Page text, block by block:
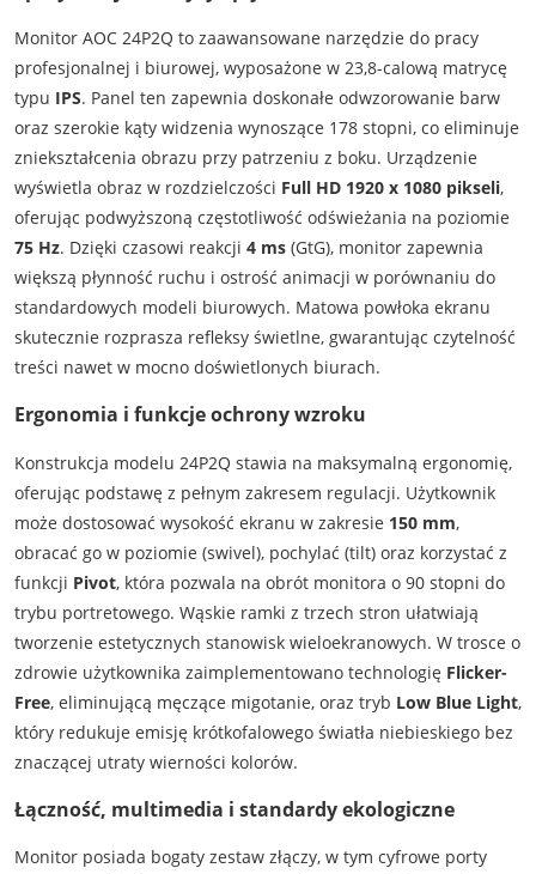
Monitor AOC 24P2Q to zaawansowane narzędzie do pracy
profesjonalnej i biurowej, wyposażone w 23,8-calową matrycę
typu IPS. Panel ten zapewnia doskonałe odwzorowanie barw
oraz szerokie kąty widzenia wynoszące 178 stopni, co eliminuje
zniekształcenia obrazu przy patrzeniu z boku. Urządzenie
wyświetla obraz w rozdzielczości Full HD 1920 x 1080 pikseli,
oferując podwyższoną częstotliwość odświeżania na poziomie
75 Hz. Dzięki czasowi reakcji 4 ms(GtG), monitor zapewnia
większą płynność ruchu i ostrość animacji w porównaniu do
standardowych modeli biurowych. Matowa powłoka ekranu
skutecznie rozprasza refleksy świetlne, gwarantując czytelność
treści nawet w mocno doświetlonych biurach.
Ergonomia i funkcje ochrony wzroku
Konstrukcja modelu 24P2Q stawia na maksymalną ergonomię,
oferując podstawę z pełnym zakresem regulacji. Użytkownik
może dostosować wysokość ekranu w zakresie 150 mm,
obracać go w poziomie (swivel), pochylać (tilt) oraz korzystać z
funkcji Pivot, która pozwala na obrót monitora o 90 stopni do
trybu portretowego. Wąskie ramki z trzech stron ułatwiają
tworzenie estetycznych stanowisk wieloekranowych. W trosce o
zdrowie użytkownika zaimplementowano technologię Flicker-
Free, eliminującą męczące migotanie, oraz tryb Low Blue Light,
który redukuje emisję krótkofalowego światła niebieskiego bez
znaczącej utraty wierności kolorów.
Łączność, multimedia i standardy ekologiczne
Monitor posiada bogaty zestaw złączy, w tym cyfrowe porty